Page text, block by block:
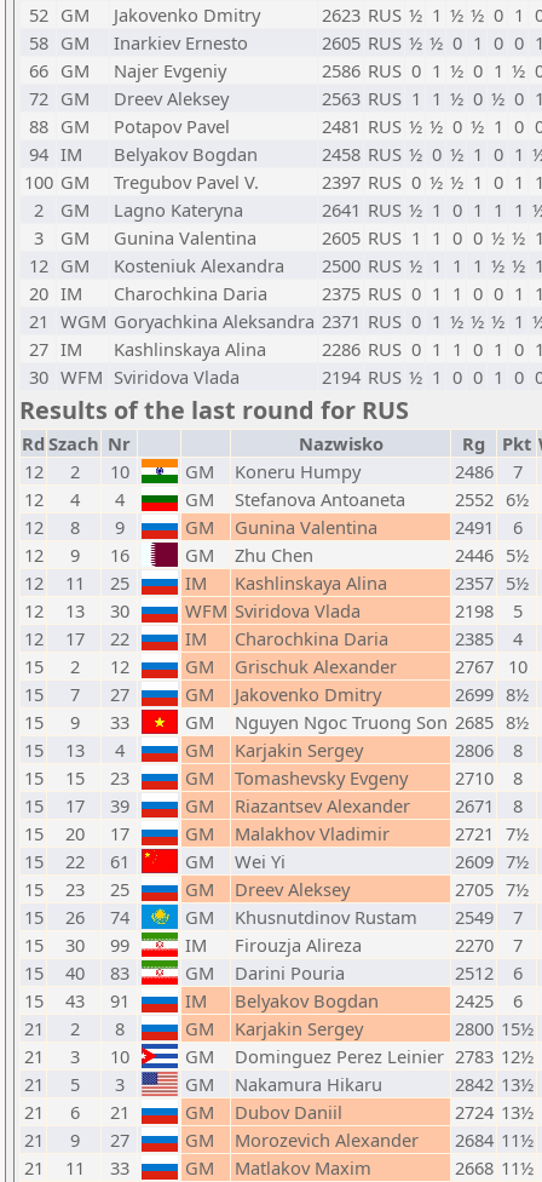
52 GM Jakovenko Dmitry 2623 RUS ½ 1 ½ ½ 0 1
58 GM Inarkiev Ernesto 2605 RUS ½ ½ 0 1 0 0
66 GM Najer Evgeniy 2586 RUS 0 1 ½ 0 1 ½
72 GM Dreev Aleksey 2563 RUS 1 1 ½ 0 ½ 0
88 GM Potapov Pavel 2481 RUS ½ ½ 0 ½ 1 0
94 IM Belyakov Bogdan 2458 RUS ½ 0 ½ 1 0 1
100 GM Tregubov Pavel V. 2397 RUS 0 ½ ½ 1 0 1
2
GM Lagno Kateryna 2641 RUS ½ 1 0 1 1 1
3
GM Gunina Valentina 2605 RUS 1 1 0 0 ½ ½
12 GM Kosteniuk Alexandra 2500 RUS ½ 1 1 1 ½ ½
20 IM Charochkina Daria 2375 RUS 0 1 1 0 0 1
21 WGM Goryachkina Aleksandra 2371 RUS 0 1 ½ ½ ½ 1
27 IM Kashlinskaya Alina 2286 RUS 0 1 1 0 1 0
30 WFM Sviridova Vlada 2194 RUS ½ 1 0 0 1 0
Results of the last round for RUS
Rd Szach Nr Nazwisko Rg Pkt
12
2 10 GM Koneru Humpy 2486
7
12
4 4 GM Stefanova Antoaneta 2552 6½
12
8 9 GM Gunina Valentina 2491
6
12
9 16 GM Zhu Chen 2446 5½
12
11 25 IM Kashlinskaya Alina 2357 5½
12
13 30 WFM Sviridova Vlada 2198
5
12
17 22 IM Charochkina Daria 2385
4
15
2 12 GM Grischuk Alexander 2767
10
15
7 27 GM Jakovenko Dmitry 2699 8½
15
9 33 GM Nguyen Ngoc Truong Son 2685 8½
15
13 4 GM Karjakin Sergey 2806
8
15
15 23 GM Tomashevsky Evgeny 2710
8
15
17 39 GM Riazantsev Alexander 2671
8
15
20 17 GM Malakhov Vladimir 2721 7½
15
22 61 GM Wei Yi 2609 7½
15
23 25 GM Dreev Aleksey 2705 7½
15
26 74 GM Khusnutdinov Rustam 2549
7
15
30 99 IM Firouzja Alireza 2270
7
15
40 83 GM Darini Pouria 2512
6
15
43 91 IM Belyakov Bogdan 2425
6
21
2 8 GM Karjakin Sergey 2800 15½
21
3 10 GM Dominguez Perez Leinier 2783 12½
21
5 3 GM Nakamura Hikaru 2842 13½
21
6 21 GM Dubov Daniil 2724 13½
21
9 27 GM Morozevich Alexander 2684 11½
21
11 33 GM Matlakov Maxim 2668 11½